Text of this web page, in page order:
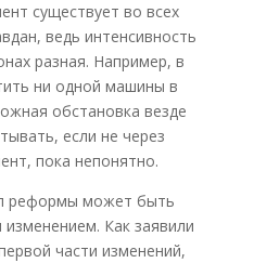
существует во всех
ведь интенсивность
разная. Например, в
ни одной машины в
обстановка везде
если не через
пока непонятно.
реформы может быть
Как заявили
части изменений,